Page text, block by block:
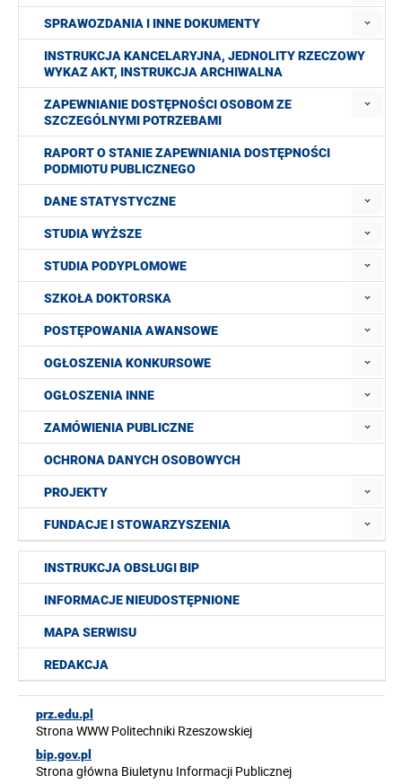
SPRAWOZDANIA I INNE DOKUMENTY
INSTRUKCJA KANCELARYJNA, JEDNOLITY RZECZOWY
WYKAZ AKT, INSTRUKCJA ARCHIWALNA
ZAPEWNIANIE DOSTĘPNOŚCI OSOBOM ZE
SZCZEGÓLNYMI POTRZEBAMI
RAPORT O STANIE ZAPEWNIANIA DOSTĘPNOŚCI
PODMIOTU PUBLICZNEGO
DANE STATYSTYCZNE
STUDIA WYŻSZE
STUDIA PODYPLOMOWE
SZKOŁA DOKTORSKA
POSTĘPOWANIA AWANSOWE
OGŁOSZENIA KONKURSOWE
OGŁOSZENIA INNE
ZAMÓWIENIA PUBLICZNE
OCHRONA DANYCH OSOBOWYCH
PROJEKTY
FUNDACJE I STOWARZYSZENIA
INSTRUKCJA OBSŁUGI BIP
INFORMACJE NIEUDOSTĘPNIONE
MAPA SERWISU
REDAKCJA
prz.edu.pl
Strona WWW Politechniki Rzeszowskiej
bip.gov.pl
Strona główna Biuletynu Informacji Publicznej